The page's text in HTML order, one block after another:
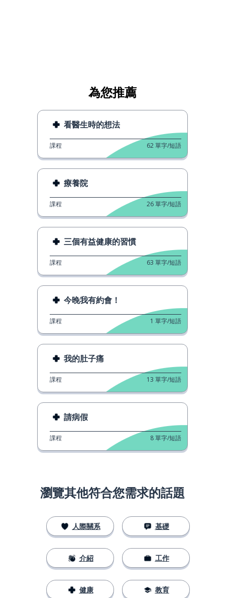
為您推薦
看醫生時的想法
課程 62單字/短語
療養院
課程 26單字/短語
三個有益健康的習慣
課程 63 單字/短語
今晚我有約會！
課程 1 單字/短語
我的肚子痛
課程 13 單字/短語
請病假
課程 8單字/短語
瀏覽其他符合您需求的話題
人際關系
介紹
健康
基礎
工作
教育